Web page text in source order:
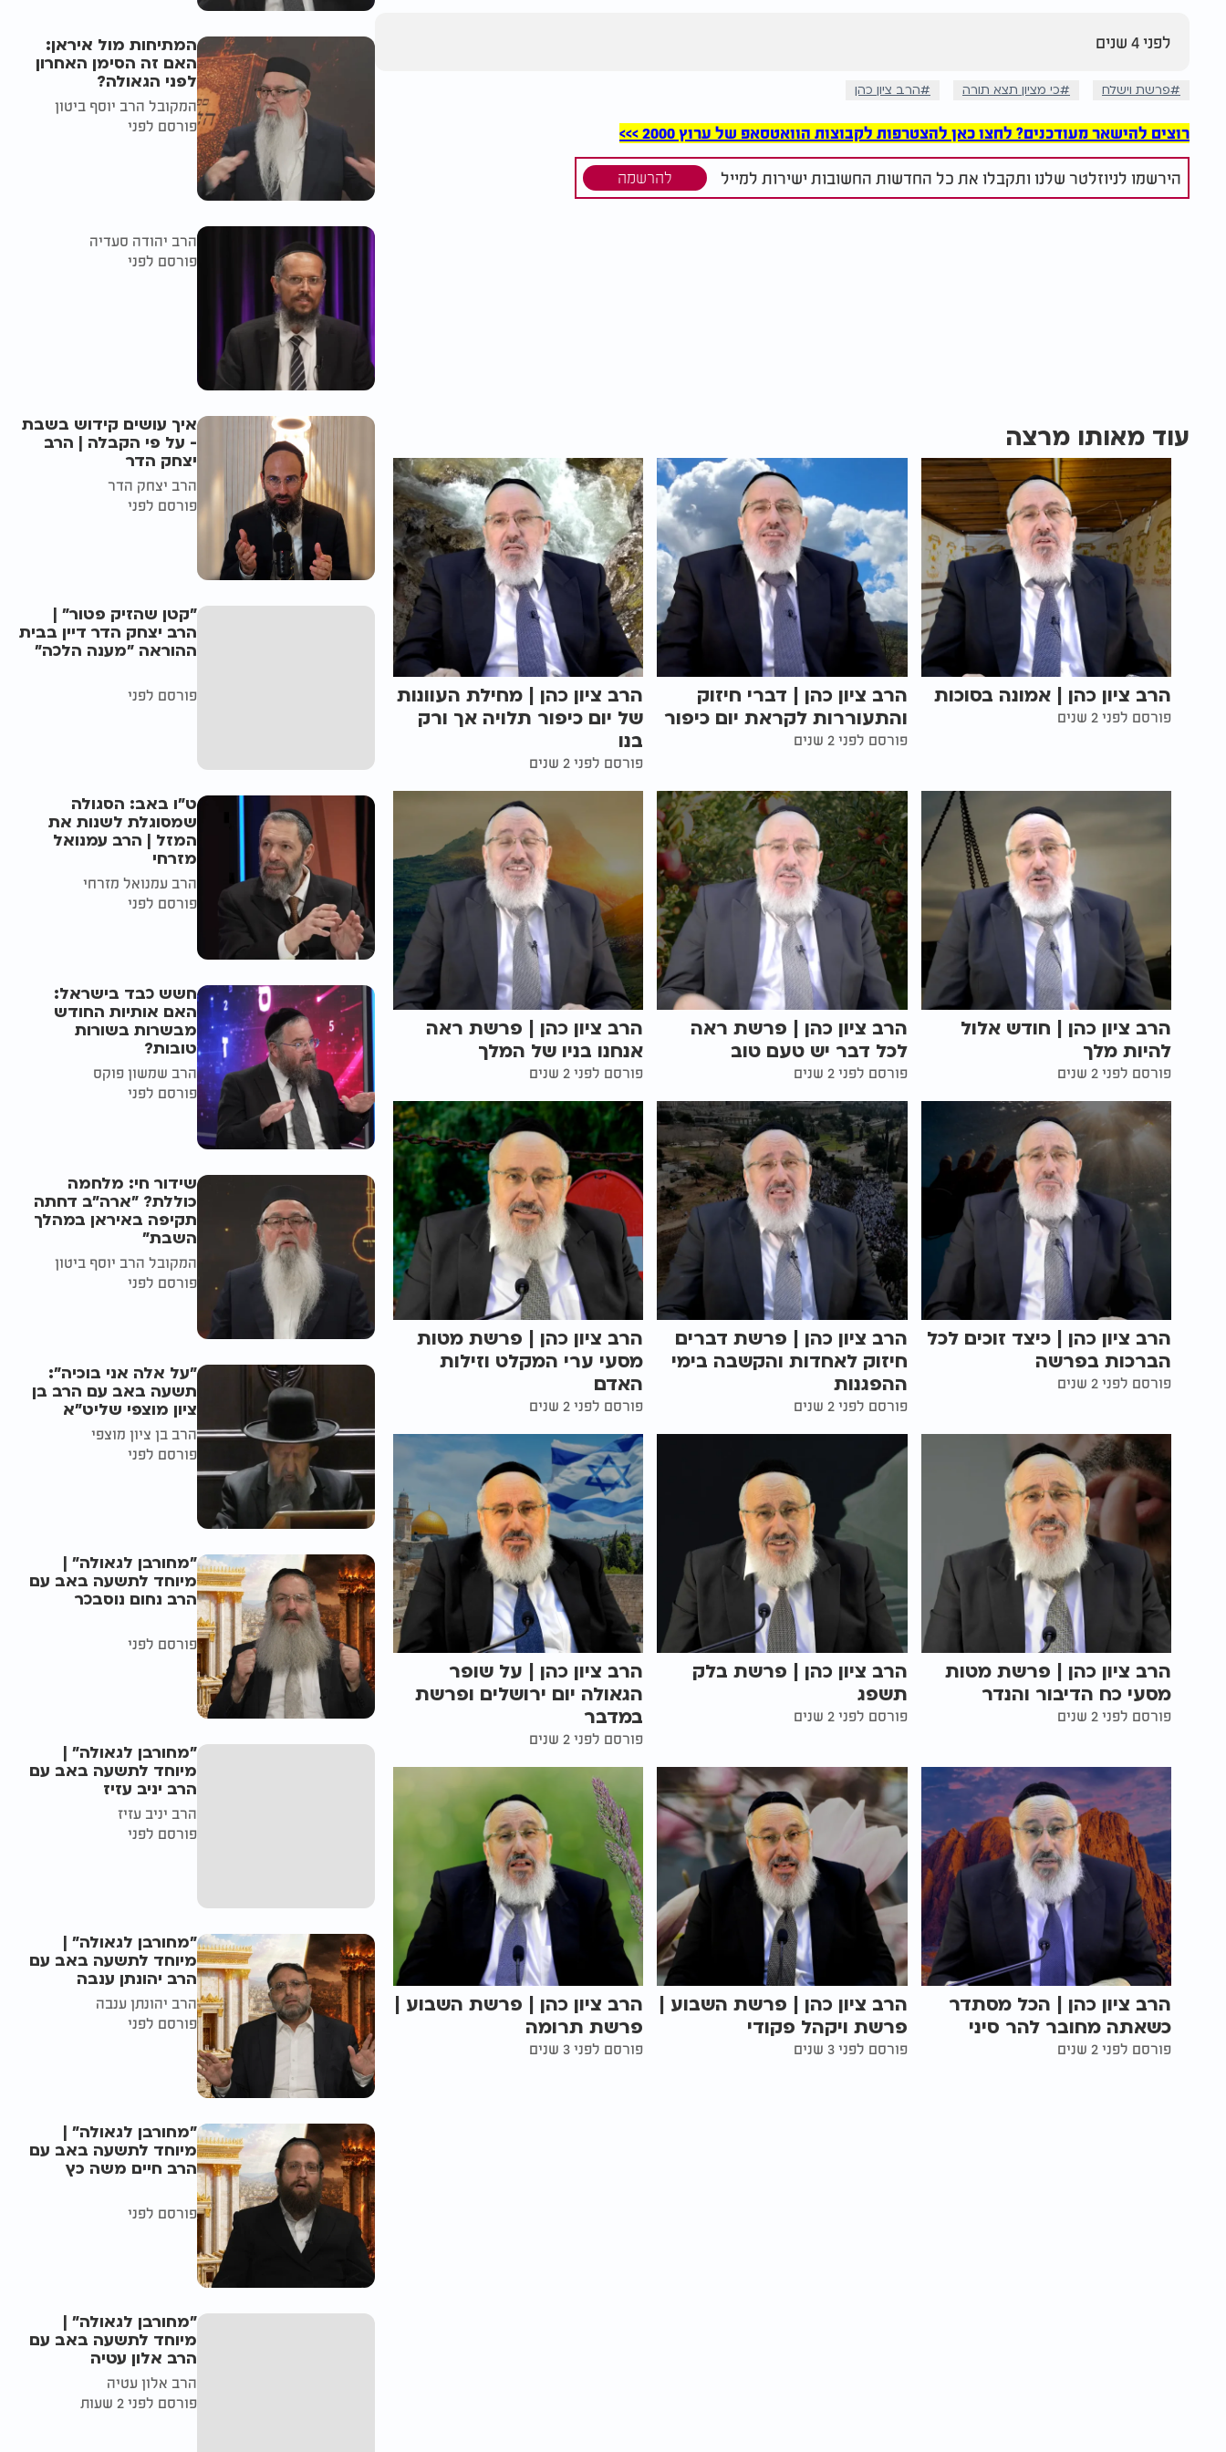
לפני 4 שנים
פרשת וישלח כי מציון תצא תורה הרב ציון כהן
רוצים להישאר מעודכנים? לחצו כאן להצטרפות לקבוצות הוואטסאפ של ערוץ 2000 >>>
הירשמו לניוזלטר שלנו ותקבלו את כל החדשות החשובות ישירות למייל להרשמה
עוד מאותו מרצה
הרב ציון כהן | אמונה בסוכות
פורסם לפני 2 שנים
הרב ציון כהן | דברי חיזוק
והתעוררות לקראת יום כיפור
פורסם לפני 2 שנים
הרב ציון כהן | מחילת העוונות
של יום כיפור תלויה אך ורק
בנו
פורסם לפני 2 שנים
הרב ציון כהן | חודש אלול
להיות מלך
פורסם לפני 2 שנים
הרב ציון כהן | פרשת ראה
לכל דבר יש טעם טוב
פורסם לפני 2 שנים
הרב ציון כהן | פרשת ראה
אנחנו בניו של המלך
פורסם לפני 2 שנים
הרב ציון כהן | כיצד זוכים לכל
הברכות בפרשה
פורסם לפני 2 שנים
הרב ציון כהן | פרשת דברים
חיזוק לאחדות והקשבה בימי
ההפגנות
פורסם לפני 2 שנים
הרב ציון כהן | פרשת מטות
מסעי ערי המקלט וזילות
האדם
פורסם לפני 2 שנים
הרב ציון כהן | פרשת מטות
מסעי כח הדיבור והנדר
פורסם לפני 2 שנים
הרב ציון כהן | פרשת בלק
תשפג
פורסם לפני 2 שנים
הרב ציון כהן | על שופר
הגאולה יום ירושלים ופרשת
במדבר
פורסם לפני 2 שנים
הרב ציון כהן | הכל מסתדר
כשאתה מחובר להר סיני
פורסם לפני 2 שנים
הרב ציון כהן | פרשת השבוע |
פרשת ויקהל פקודי
פורסם לפני 3 שנים
הרב ציון כהן | פרשת השבוע |
פרשת תרומה
פורסם לפני 3 שנים
המתיחות מול איראן:
האם זה הסימן האחרון
לפני הגאולה?
המקובל הרב יוסף ביטון
פורסם לפני
הרב יהודה סעדיה
פורסם לפני
איך עושים קידוש בשבת
- על פי הקבלה | הרב
יצחק הדר
הרב יצחק הדר
פורסם לפני
"קטן שהזיק פטור" |
הרב יצחק הדר דיין בבית
ההוראה "מענה הלכה"
פורסם לפני
ט"ו באב: הסגולה
שמסוגלת לשנות את
המזל | הרב עמנואל
מזרחי
הרב עמנואל מזרחי
פורסם לפני
חשש כבד בישראל:
האם אותיות החודש
מבשרות בשורות
טובות?
הרב שמשון פוקס
פורסם לפני
שידור חי: מלחמה
כוללת? ״ארה"ב דחתה
תקיפה באיראן במהלך
השבת״
המקובל הרב יוסף ביטון
פורסם לפני
"על אלה אני בוכיה":
תשעה באב עם הרב בן
ציון מוצפי שליט"א
הרב בן ציון מוצפי
פורסם לפני
"מחורבן לגאולה" |
מיוחד לתשעה באב עם
הרב נחום נוסבכר
פורסם לפני
"מחורבן לגאולה" |
מיוחד לתשעה באב עם
הרב יניב עזיז
הרב יניב עזיז
פורסם לפני
"מחורבן לגאולה" |
מיוחד לתשעה באב עם
הרב יהונתן ענבה
הרב יהונתן ענבה
פורסם לפני
"מחורבן לגאולה" |
מיוחד לתשעה באב עם
הרב חיים משה כץ
פורסם לפני
"מחורבן לגאולה" |
מיוחד לתשעה באב עם
הרב אלון עטיה
הרב אלון עטיה
פורסם לפני 2 שעות